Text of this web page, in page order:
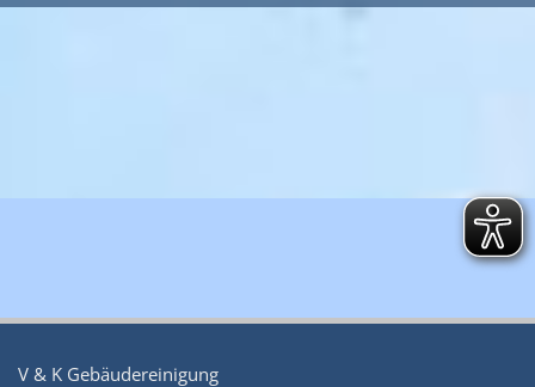
V & K Gebäudereinigung